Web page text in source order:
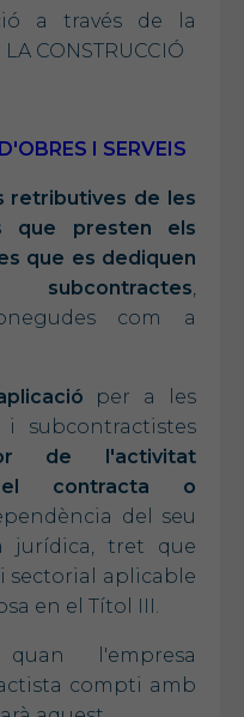
a través de la
CONSTRUCCIÓ
I SERVEIS
retributives de les
que presten els
que es dediquen
,
com a
per a les
i subcontractistes
de l'activitat
el contracta o
del seu
jurídica, tret que
sectorial aplicable
en el Títol III.
l'empresa
compti amb